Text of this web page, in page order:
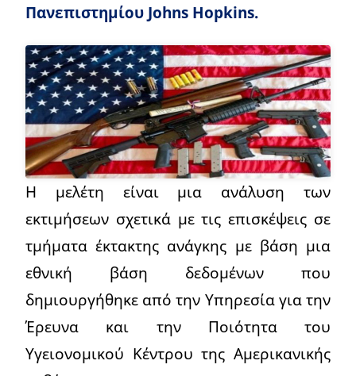
Πανεπιστημίου Johns Hopkins.
Η μελέτη είναι μια ανάλυση των
εκτιμήσεων σχετικά με τις επισκέψεις σε
τμήματα έκτακτης ανάγκης με βάση μια
εθνική βάση δεδομένων που
δημιουργήθηκε από την Υπηρεσία για την
Έρευνα και την Ποιότητα του
Υγειονομικού Κέντρου της Αμερικανικής